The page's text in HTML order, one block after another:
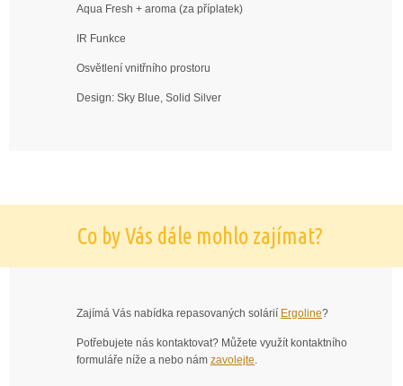
Aqua Fresh + aroma (za příplatek)
IR Funkce
Osvětlení vnitřního prostoru
Design: Sky Blue, Solid Silver
Co by Vás dále mohlo zajímat?
Zajímá Vás nabídka repasovaných solárií Ergoline?
Potřebujete nás kontaktovat? Můžete využít kontaktního
formuláře níže a nebo nám zavolejte.